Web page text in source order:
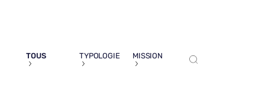
TOUS TYPOLOGIE MISSION